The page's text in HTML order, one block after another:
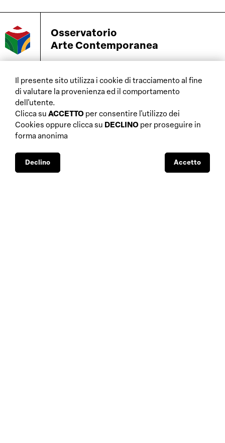
Il presente sito utilizza i cookie di tracciamento al fine
di valutare la provenienza ed il comportamento
dell'utente.
Clicca su ACCETTO per consentire l'utilizzo dei
Cookies oppure clicca su DECLINO per proseguire in
forma anonima
Declino Accetto
Osservatorio
Arte Contemporanea
home
chi siamo
database
interviste
musei
biennali e altre
gallerie
approfondimenti fiscali